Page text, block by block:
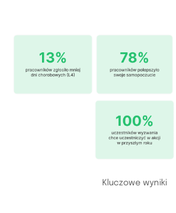
Kluczowe wyniki